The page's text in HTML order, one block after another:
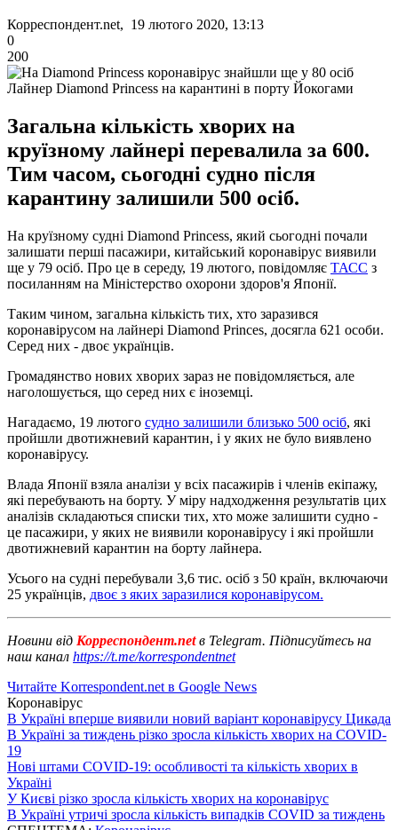
Корреспондент.net, 19 лютого 2020, 13:13
0
200
Лайнер Diamond Princess на карантині в порту Йокогами
Загальна кількість хворих на
круїзному лайнері перевалила за 600.
Тим часом, сьогодні судно після
карантину залишили 500 осіб.
На круїзному судні Diamond Princess, який сьогодні почали
залишати перші пасажири, китайський коронавірус виявили
ще у 79 осіб. Про це в середу, 19 лютого, повідомляє ТАСС з
посиланням на Міністерство охорони здоров'я Японії.
Таким чином, загальна кількість тих, хто заразився
коронавірусом на лайнері Diamond Princes, досягла 621 особи.
Серед них - двоє українців.
Громадянство нових хворих зараз не повідомляється, але
наголошується, що серед них є іноземці.
Нагадаємо, 19 лютого судно залишили близько 500 осіб, які
пройшли двотижневий карантин, і у яких не було виявлено
коронавірусу.
Влада Японії взяла аналізи у всіх пасажирів і членів екіпажу,
які перебувають на борту. У міру надходження результатів цих
аналізів складаються списки тих, хто може залишити судно -
це пасажири, у яких не виявили коронавірусу і які пройшли
двотижневий карантин на борту лайнера.
Усього на судні перебували 3,6 тис. осіб з 50 країн, включаючи
25 українців, двоє з яких заразилися коронавірусом.
Новини від Корреспондент.netв Telegram. Підписуйтесь на
наш канал https://t.me/korrespondentnet
Читайте Korrespondent.net в Google News
Коронавірус
В Україні вперше виявили новий варіант коронавірусу Цикада
В Україні за тиждень різко зросла кількість хворих на COVID-
19
Нові штами COVID-19: особливості та кількість хворих в
Україні
У Києві різко зросла кількість хворих на коронавірус
В Україні утричі зросла кількість випадків COVID за тиждень